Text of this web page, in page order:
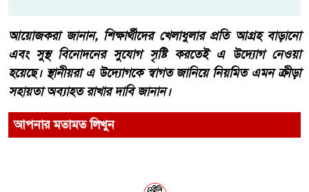
আয়োজকরা জানান, শিক্ষার্থীদের খেলাধুলার প্রতি আগ্রহ বাড়ানো
এবং সুস্থ বিনোদনের সুযোগ সৃষ্টি করতেই এ উদ্যোগ নেওয়া
হয়েছে। স্থানীয়রা এ উদ্যোগকে স্বাগত জানিয়ে নিয়মিত এমন ক্রীড়া
সহায়তা অব্যাহত রাখার দাবি জানান।
আপনার মতামত লিখুন